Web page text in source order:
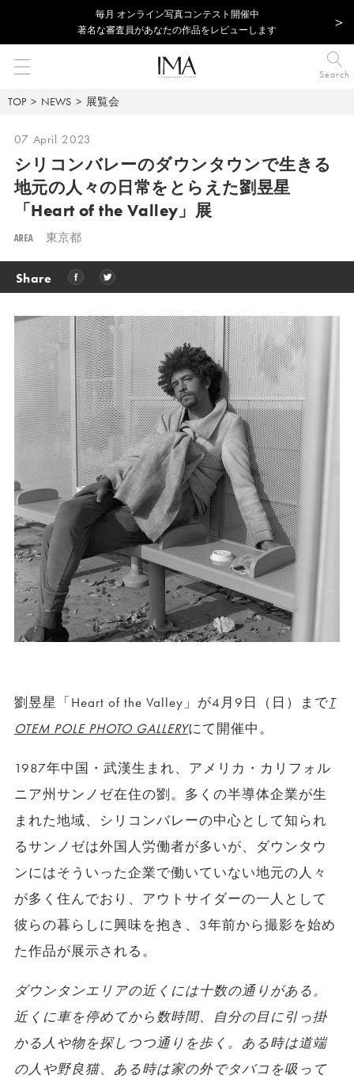
毎⽉ オンライン写真コンテスト開催中
著名な審査員があなたの作品をレビューします
Search
TOP NEWS 展覧会
07 April 2023
シリコンバレーのダウンタウンで生きる
地元の人々の日常をとらえた劉昱星
「Heart of the Valley」展
AREA 東京都
Share
劉昱星「Heart of the Valley」が4月9日（日）までT
OTEM POLE PHOTO GALLERYにて開催中。
1987年中国・武漢生まれ、アメリカ・カリフォル
ニア州サンノゼ在住の劉。多くの半導体企業が生
まれた地域、シリコンバレーの中心として知られ
るサンノゼは外国人労働者が多いが、ダウンタウ
ンにはそういった企業で働いていない地元の人々
が多く住んでおり、アウトサイダーの一人として
彼らの暮らしに興味を抱き、3年前から撮影を始め
た作品が展示される。
ダウンタンエリアの近くには十数の通りがある。
近くに車を停めてから数時間、自分の目に引っ掛
かる人や物を探しつつ通りを歩く。ある時は道端
の人や野良猫、ある時は家の外でタバコを吸って